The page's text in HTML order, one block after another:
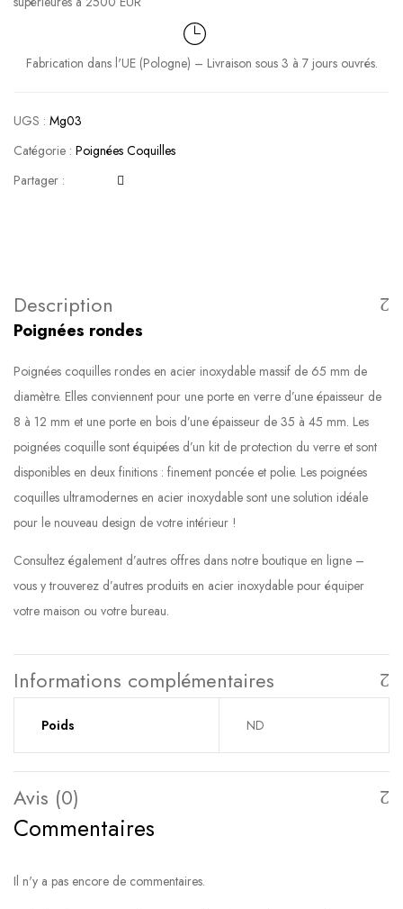
Fabrication dans l'UE (Pologne) – Livraison sous 3 à 7 jours ouvrés.
UGS : Mg03
Catégorie : Poignées Coquilles
Partager :
Description
Poignées rondes
Poignées coquilles rondes en acier inoxydable massif de 65 mm de
diamètre. Elles conviennent pour une porte en verre d’une épaisseur de
8 à 12 mm et une porte en bois d’une épaisseur de 35 à 45 mm. Les
poignées coquille sont équipées d’un kit de protection du verre et sont
disponibles en deux finitions : finement poncée et polie. Les poignées
coquilles ultramodernes en acier inoxydable sont une solution idéale
pour le nouveau design de votre intérieur !
Consultez également d’autres offres dans notre boutique en ligne –
vous y trouverez d’autres produits en acier inoxydable pour équiper
votre maison ou votre bureau.
Informations complémentaires
Poids ND
Avis (0)
Commentaires
Il n'y a pas encore de commentaires.